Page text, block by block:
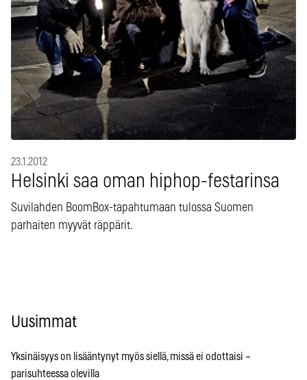
23.1.2012
Helsinki saa oman hiphop-festarinsa
Suvilahden BoomBox-tapahtumaan tulossa Suomen
parhaiten myyvät räppärit.
Uusimmat
Yksinäisyys on lisääntynyt myös siellä, missä ei odottaisi –
parisuhteessa olevilla